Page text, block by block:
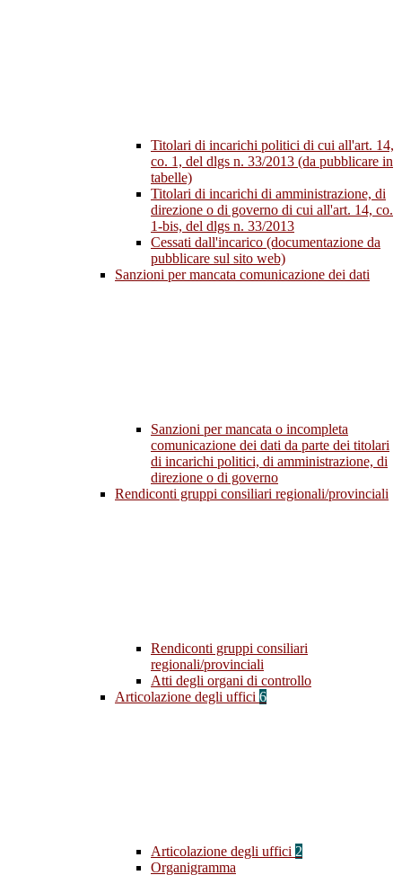
Titolari di incarichi politici di cui all'art. 14,
co. 1, del dlgs n. 33/2013 (da pubblicare in
tabelle)
Titolari di incarichi di amministrazione, di
direzione o di governo di cui all'art. 14, co.
1-bis, del dlgs n. 33/2013
Cessati dall'incarico (documentazione da
pubblicare sul sito web)
Sanzioni per mancata comunicazione dei dati
Sanzioni per mancata o incompleta
comunicazione dei dati da parte dei titolari
di incarichi politici, di amministrazione, di
direzione o di governo
Rendiconti gruppi consiliari regionali/provinciali
Rendiconti gruppi consiliari
regionali/provinciali
Atti degli organi di controllo
Articolazione degli uffici 6
Articolazione degli uffici 2
Organigramma